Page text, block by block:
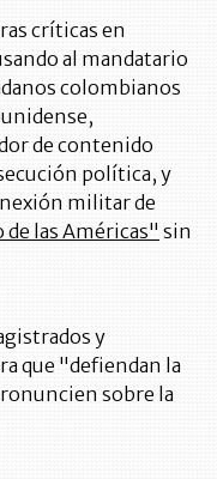
críticas en
al mandatario
colombianos
de contenido
política, y
militar de
de las Américas"sin
y
que "defiendan la
sobre la